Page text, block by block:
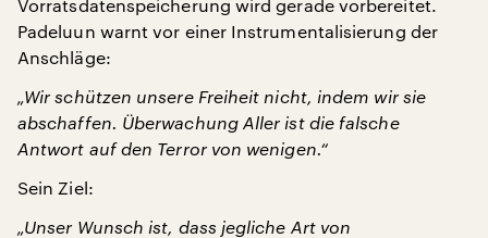
Vorratsdatenspeicherung wird gerade vorbereitet.
Padeluun warnt vor einer Instrumentalisierung der
Anschläge:
„Wir schützen unsere Freiheit nicht, indem wir sie
abschaffen. Überwachung Aller ist die falsche
Antwort auf den Terror von wenigen.“
Sein Ziel:
„Unser Wunsch ist, dass jegliche Art von